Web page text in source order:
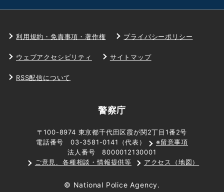
利用規約・免責事項・著作権 プライバシーポリシー
ウェブアクセシビリティ サイトマップ
RSS配信について
警察庁
〒100-8974 東京都千代田区霞が関2丁目1番2号
電話番号 03-3581-0141（代表）
※留意事項
法人番号 8000012130001
ご意見、各種相談・情報提供等
アクセス（地図）
© National Police Agency.